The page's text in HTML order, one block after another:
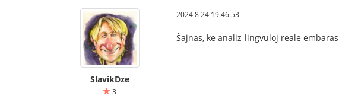
SlavikDze
3
2024 8 24 19:46:53
Ŝajnas, ke analiz-lingvuloj reale